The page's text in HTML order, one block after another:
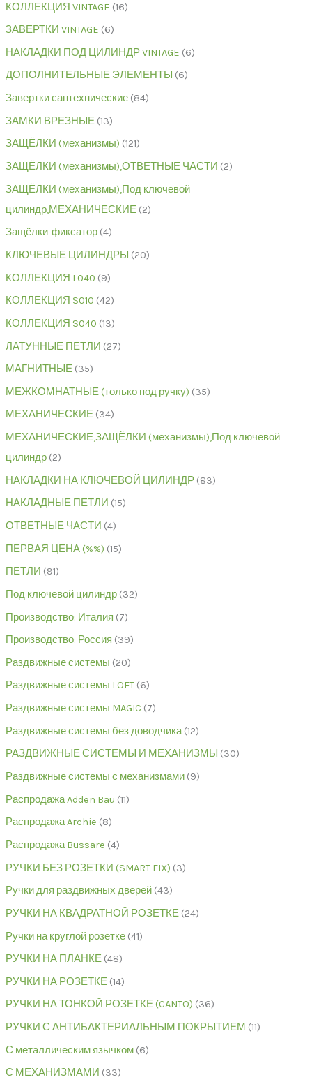
КОЛЛЕКЦИЯ VINTAGE 16
ЗАВЕРТКИ VINTAGE 6
НАКЛАДКИ ПОД ЦИЛИНДР VINTAGE 6
ДОПОЛНИТЕЛЬНЫЕ ЭЛЕМЕНТЫ 6
Завертки сантехнические 84
ЗАМКИ ВРЕЗНЫЕ 13
ЗАЩЁЛКИ (механизмы) 121
ЗАЩЁЛКИ (механизмы),ОТВЕТНЫЕ ЧАСТИ 2
ЗАЩЁЛКИ (механизмы),Под ключевой
цилиндр,МЕХАНИЧЕСКИЕ 2
Защёлки-фиксатор 4
КЛЮЧЕВЫЕ ЦИЛИНДРЫ
20
КОЛЛЕКЦИЯ L040 9
КОЛЛЕКЦИЯ S010 42
КОЛЛЕКЦИЯ S040 13
ЛАТУННЫЕ ПЕТЛИ 27
МАГНИТНЫЕ 35
МЕЖКОМНАТНЫЕ (только под ручку) 35
МЕХАНИЧЕСКИЕ 34
МЕХАНИЧЕСКИЕ,ЗАЩЁЛКИ (механизмы),Под ключевой
цилиндр 2
НАКЛАДКИ НА КЛЮЧЕВОЙ ЦИЛИНДР 83
НАКЛАДНЫЕ ПЕТЛИ 15
ОТВЕТНЫЕ ЧАСТИ 4
ПЕРВАЯ ЦЕНА (%%) 15
ПЕТЛИ 91
Под ключевой цилиндр 32
Производство: Италия 7
Производство: Россия 39
Раздвижные системы 20
Раздвижные системы LOFT 6
Раздвижные системы MAGIC 7
Раздвижные системы без доводчика 12
РАЗДВИЖНЫЕ СИСТЕМЫ И МЕХАНИЗМЫ 30
Раздвижные системы с механизмами 9
Распродажа Adden Bau 11
Распродажа Archie 8
Распродажа Bussare 4
РУЧКИ БЕЗ РОЗЕТКИ (SMART FIX) 3
Ручки для раздвижных дверей 43
РУЧКИ НА КВАДРАТНОЙ РОЗЕТКЕ 24
Ручки на круглой розетке 41
РУЧКИ НА ПЛАНКЕ 48
РУЧКИ НА РОЗЕТКЕ 14
РУЧКИ НА ТОНКОЙ РОЗЕТКЕ (CANTO) 36
РУЧКИ С АНТИБАКТЕРИАЛЬНЫМ ПОКРЫТИЕМ
11
С металлическим язычком 6
С МЕХАНИЗМАМИ 33